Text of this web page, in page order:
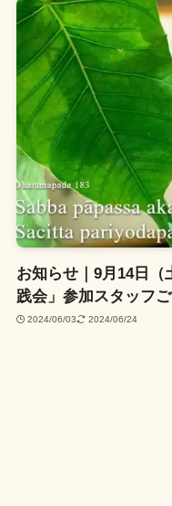
お知らせ｜9月14日（
践会」参加スタッフ
2024/06/03 2024/06/24